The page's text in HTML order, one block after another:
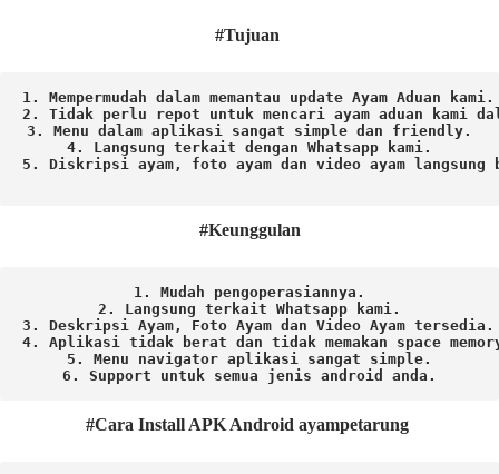
#Tujuan
1. Mempermudah dalam memantau update Ayam Aduan kami.
2. Tidak perlu repot untuk mencari ayam aduan kami
3. Menu dalam aplikasi sangat simple dan friendly.
4. Langsung terkait dengan Whatsapp kami.
5. Diskripsi ayam, foto ayam dan video ayam
#Keunggulan
1. Mudah pengoperasiannya.
2. Langsung terkait Whatsapp kami.
3. Deskripsi Ayam, Foto Ayam dan Video Ayam tersedia.
4. Aplikasi tidak berat dan tidak memakan space
5. Menu navigator aplikasi sangat simple.
6. Support untuk semua jenis android anda.
#Cara Install APK Android ayampetarung